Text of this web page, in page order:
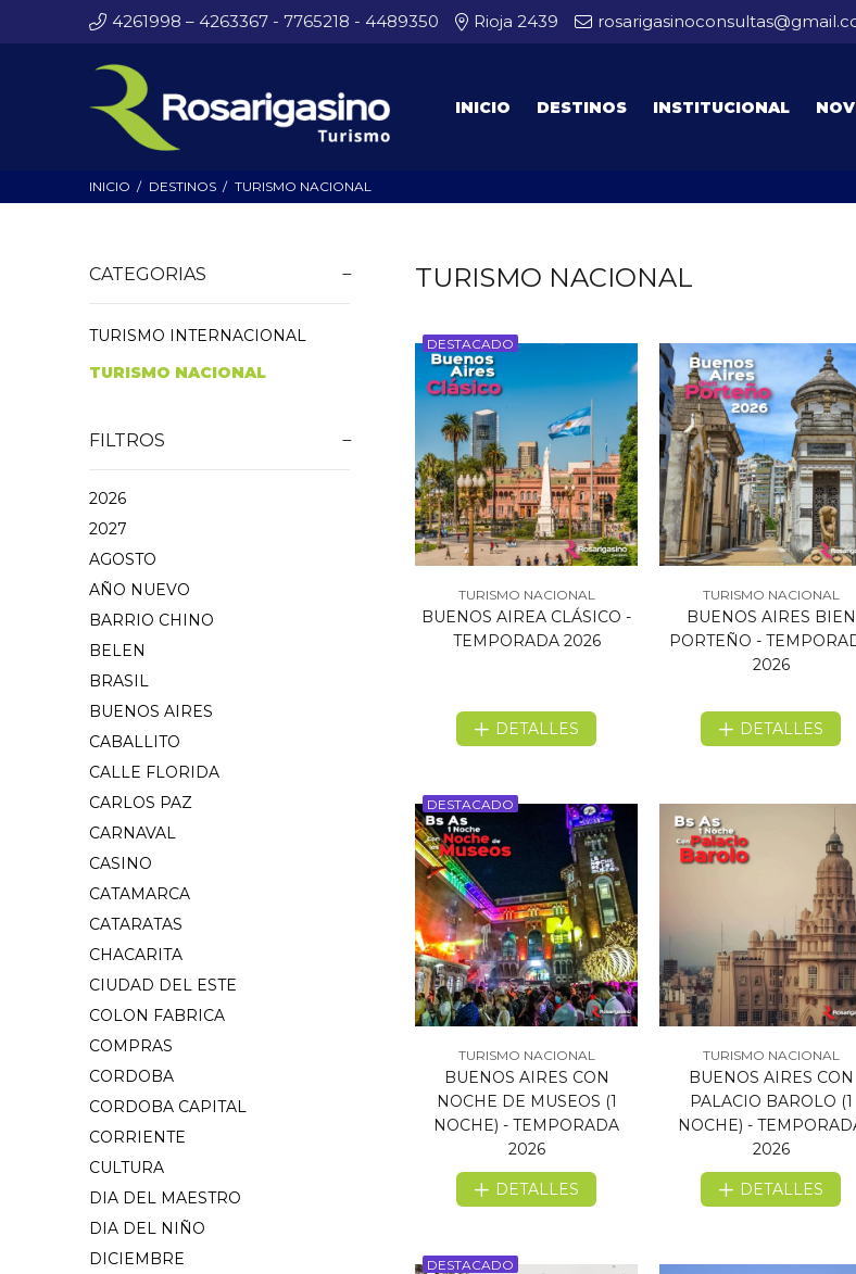
4261998 – 4263367 - 7765218 - 4489350 Rioja 2439
INICIO DESTINOS INSTITUCIONAL
INICIO DESTINOS TURISMO NACIONAL
CATEGORIAS
TURISMO INTERNACIONAL
TURISMO NACIONAL
FILTROS
2026
2027
AGOSTO
AÑO NUEVO
BARRIO CHINO
BELEN
BRASIL
BUENOS AIRES
CABALLITO
CALLE FLORIDA
CARLOS PAZ
CARNAVAL
CASINO
CATAMARCA
CATARATAS
CHACARITA
CIUDAD DEL ESTE
COLON FABRICA
COMPRAS
CORDOBA
CORDOBA CAPITAL
CORRIENTE
CULTURA
DIA DEL MAESTRO
DIA DEL NIÑO
DICIEMBRE
TURISMO NACIONAL
DESTACADO
TURISMO NACIONAL
BUENOS AIREA CLÁSICO -
TEMPORADA 2026
DETALLES
TURISMO NACIONAL
BUENOS AIRES BIEN
PORTEÑO -
2026
DETALLES
DESTACADO
TURISMO NACIONAL
BUENOS AIRES CON
NOCHE DE MUSEOS (1
NOCHE) - TEMPORADA
2026
DETALLES
TURISMO NACIONAL
BUENOS AIRES CON
PALACIO BAROLO (1
NOCHE) -
2026
DETALLES
DESTACADO